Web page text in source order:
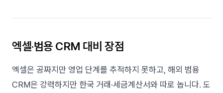
엑셀·범용 CRM 대비 장점
엑셀은 공짜지만 영업 단계를 추적하지 못하고, 해외 범용
CRM은 강력하지만 한국 거래·세금계산서와 따로 놉니다. 도